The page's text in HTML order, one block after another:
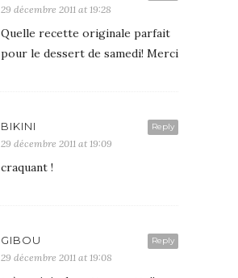
29 décembre 2011 at 19:28
Quelle recette originale parfait
pour le dessert de samedi! Merci
Reply
BIKINI
29 décembre 2011 at 19:09
craquant !
Reply
GIBOU
29 décembre 2011 at 19:08